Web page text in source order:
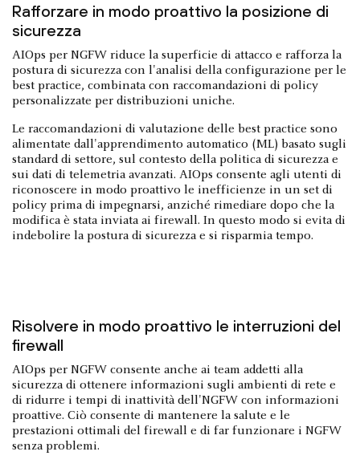
Rafforzare in modo proattivo la posizione di
sicurezza
AIOps per NGFW riduce la superficie di attacco e rafforza la
postura di sicurezza con l'analisi della configurazione per le
best practice, combinata con raccomandazioni di policy
personalizzate per distribuzioni uniche.
Le raccomandazioni di valutazione delle best practice sono
alimentate dall'apprendimento automatico (ML) basato sugli
standard di settore, sul contesto della politica di sicurezza e
sui dati di telemetria avanzati. AIOps consente agli utenti di
riconoscere in modo proattivo le inefficienze in un set di
policy prima di impegnarsi, anziché rimediare dopo che la
modifica è stata inviata ai firewall. In questo modo si evita di
indebolire la postura di sicurezza e si risparmia tempo.
Risolvere in modo proattivo le interruzioni del
firewall
AIOps per NGFW consente anche ai team addetti alla
sicurezza di ottenere informazioni sugli ambienti di rete e
di ridurre i tempi di inattività dell'NGFW con informazioni
proattive. Ciò consente di mantenere la salute e le
prestazioni ottimali del firewall e di far funzionare i NGFW
senza problemi.